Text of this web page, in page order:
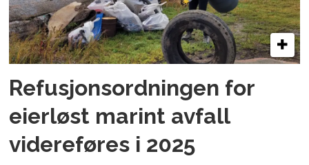
Refusjonsordningen for
eierløst marint avfall
videreføres i 2025